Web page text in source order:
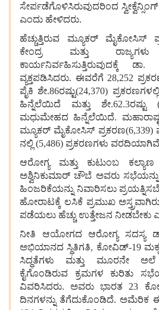
ಸೇರ್ಪಡೆಗೊಳಿಸಿರುವುದರಿಂದ ಸ್ವೀಕ್ವೆನ್ಸಿಂಗ್
ಎಂದು ಹೇಳಿದರು.
ಹೆಚ್ಚುತ್ತಿರುವ
ಮ್ಯೂಕರ್ ಮೈಕೋಸಿಸ್
ಕೇಂದ್ರ
ಮತ್ತು ರಾಜ್ಯಗಳು
ಕಾರ್ಯನಿರ್ವಹಿಸುತ್ತಿರುವುದಕ್ಕೆ
ಡಾ.
ವ್ಯಕ್ತಪಡಿಸಿದರು. ಈವರೆಗೆ 28,252
ಪೈಕಿ ಶೇ.86ರಷ್ಟು(24,370) ಪ್ರಕರಣಗಳಲ್ಲಿ
ಹಿನ್ನೆಲೆಯಿದೆ
ಮತ್ತು ಶೇ.62.3ರಷ್ಟು
ಮಧುಮೇಹದ ಹಿನ್ನೆಲೆಯಿದೆ.
ಮ್ಯೂಕರ್ ಮೈಕೋಸಿಸ್ ಪ್ರಕರಣ(6,339)
ನಲ್ಲಿ (5,486) ಪ್ರಕರಣಗಳು ವರದಿಯಾಗಿವೆ
ಆರೋಗ್ಯ
ಮತ್ತು ಕುಟುಂಬ ಕಲ್ಯಾಣ
ಅಶ್ವಿನಿಕುಮಾರ್ ಚೌಬೆ ಅವರು
ಹಿಂಜರಿಕೆಯನ್ನು ನಿವಾರಿಸಲು
ಹೋರಾಟಕ್ಕೆ ಲಸಿಕೆ ಪ್ರಮುಖ
ಪಡೆಯಲು ಹೆಚ್ಚು ಉತ್ತೇಜನ ನೀಡಬೇಕು
ನೀತಿ
ಆಯೋಗದ ಆರೋಗ್ಯ ಸದಸ್ಯ
ಅಭಿಯಾನದ ಸ್ಥಿತಿಗತಿ, ಕೋವಿಡ್-19
ಸಿದ್ಧತೆಗಳು
ಮತ್ತು ಮೂರನೇ ಅಲೆ
ಕೈಗೊಂಡಿರುವ
ಕ್ರಮಗಳ ಕುರಿತು
ವಿವರಿಸಿದರು. ಅವರು ಭಾರತ 23
ದಿನಗಳನ್ನು ತೆಗೆದುಕೊಂಡಿದೆ. ಅಮೆರಿಕ